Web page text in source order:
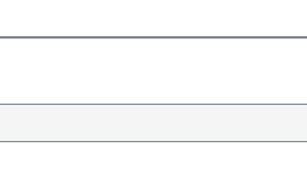
ソファー